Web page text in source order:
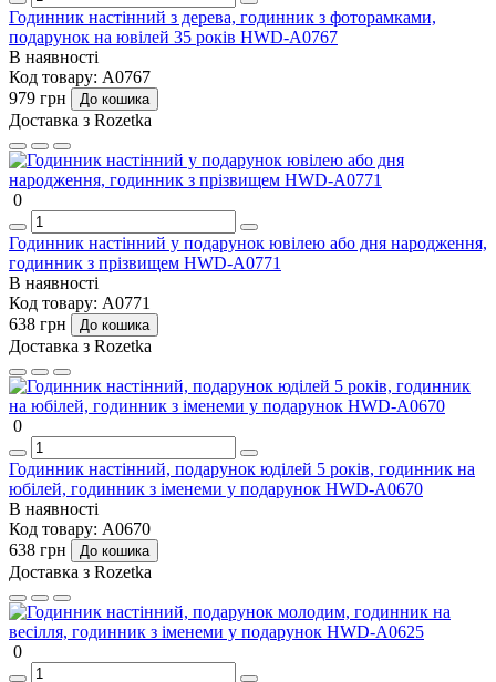
Годинник настінний з дерева, годинник з фоторамками,
подарунок на ювілей 35 років HWD-A0767
В наявності
Код товару: A0767
979 грн
До кошика
Доставка з Rozetka
0
Годинник настінний у подарунок ювілею або дня народження,
годинник з прізвищем HWD-A0771
В наявності
Код товару: A0771
638 грн
До кошика
Доставка з Rozetka
0
Годинник настінний, подарунок юділей 5 років, годинник на
юбілей, годинник з іменеми у подарунок HWD-A0670
В наявності
Код товару: A0670
638 грн
До кошика
Доставка з Rozetka
0